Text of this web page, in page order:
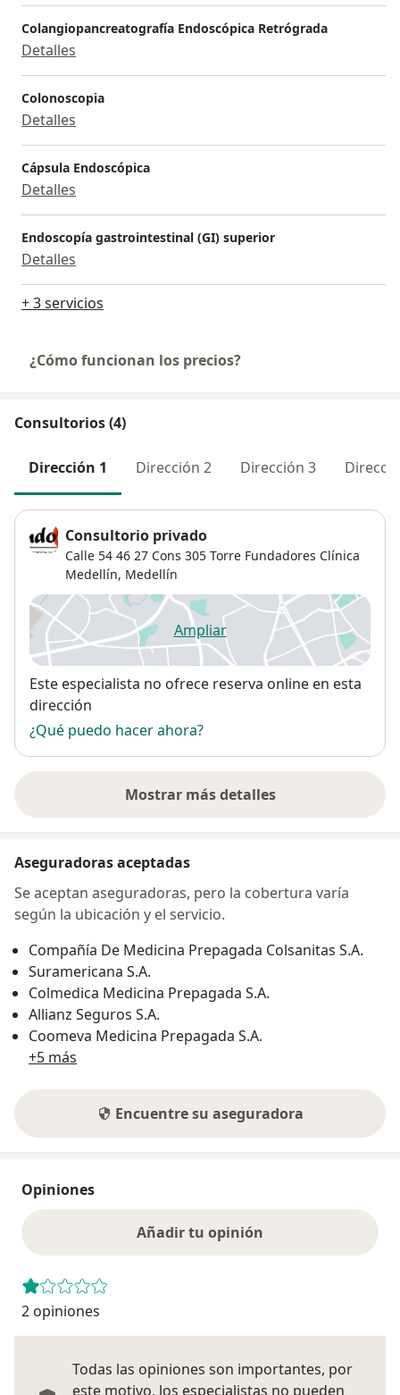
Colangiopancreatografía Endoscópica Retrógrada
Detalles
Colonoscopia
Detalles
Cápsula Endoscópica
Detalles
Endoscopía gastrointestinal (GI) superior
Detalles
+ 3 servicios
¿Cómo funcionan los precios?
Consultorios (4)
Dirección 1 Dirección 2 Dirección 3
Consultorio privado
Calle 54 46 27 Cons 305 Torre Fundadores Clínica
Medellín, Medellín
Ampliarse abre en una nueva
Disponibilidad
Este especialista no ofrece reserva online en esta
dirección
¿Qué puedo hacer ahora?
Mostrar más detalles
sobre la dirección
Aseguradoras aceptadas
Se aceptan aseguradoras, pero la cobertura varía
según la ubicación y el servicio.
Compañía De Medicina Prepagada Colsanitas S.A.
Suramericana S.A.
Colmedica Medicina Prepagada S.A.
Allianz Seguros S.A.
Coomeva Medicina Prepagada S.A.
+5 más
Encuentre su aseguradora
Opiniones
Añadir tu opinión
2 opiniones
Todas las opiniones son importantes, por
este motivo, los especialistas no pueden